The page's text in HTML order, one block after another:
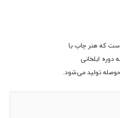
است که هنر چاپ یا
دوره ایلخانی
تولید می‌شود.